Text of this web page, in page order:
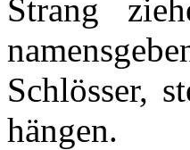
Strang
Schlösser,
hängen.